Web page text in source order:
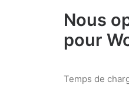
Nous
pour
Temps de